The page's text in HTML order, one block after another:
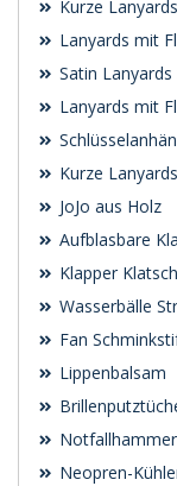
Kurze
Lanyards mit
Satin
Lanyards mit
Kurze
JoJo aus Holz
Aufblasbare
Klapper
Wasserbälle
Fan
Lippenbalsam
Notfallhammer
Neopren-